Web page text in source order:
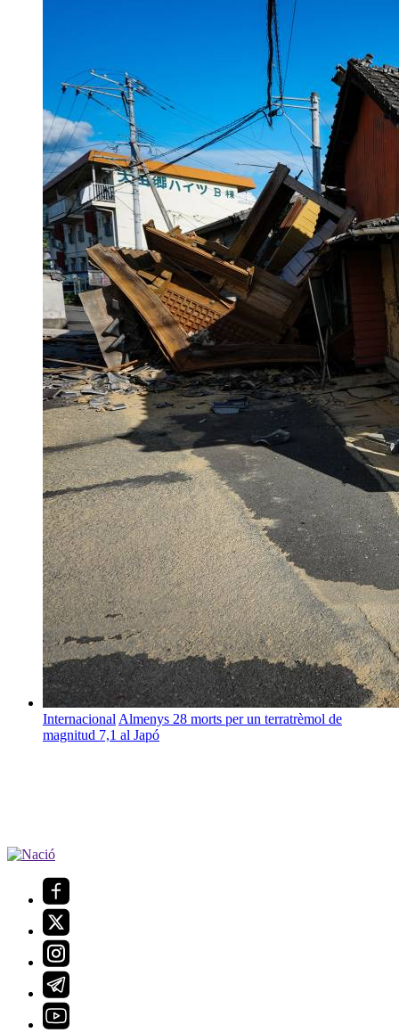
Internacional Almenys 28 morts per un terratrèmol de
magnitud 7,1 al Japó